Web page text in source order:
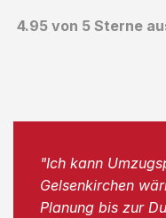
4.95 von 5 Sterne
"Ich kann
Gelsenkirchen
Planung bis zur